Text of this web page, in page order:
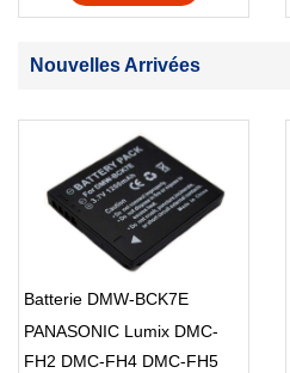
Nouvelles Arrivées
Batterie DMW-BCK7E
PANASONIC Lumix DMC-
FH2 DMC-FH4 DMC-FH5